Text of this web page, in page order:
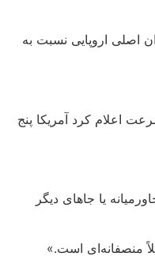
اصلی اروپایی نسبت به
اعلام کرد آمریکا پنج
یا جاهای دیگر
منصفانه‌ای است.»